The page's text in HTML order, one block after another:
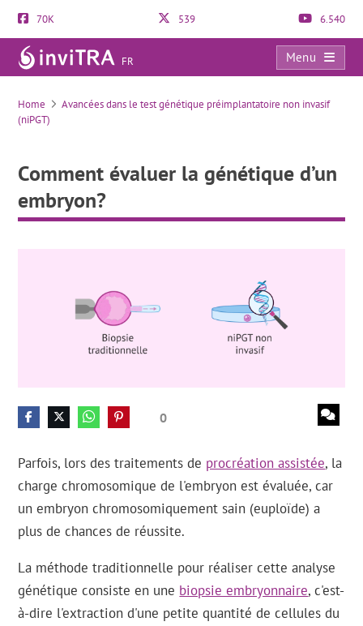
70K 539 6.540
FR
Menu
Comment évaluer la génétique d’un embryon?
Home
Avancées dans le test génétique préimplantatoire non invasif
(niPGT)
Comment évaluer la génétique d’un
embryon?
0
Parfois, lors des traitements de procréation assistée, la
charge chromosomique de l'embryon est évaluée, car
un embryon chromosomiquement sain (euploïde) a
plus de chances de réussite.
La méthode traditionnelle pour réaliser cette analyse
génétique consiste en une biopsie embryonnaire, c'est-
à-dire l'extraction d'une petite quantité de cellules du